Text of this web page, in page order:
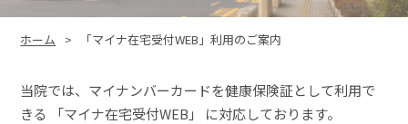
このページの位置:
ホーム > 「マイナ在宅受付WEB」利用のご案内
当院では、マイナンバーカードを健康保険証として利用で
きる 「マイナ在宅受付WEB」 に対応しております。